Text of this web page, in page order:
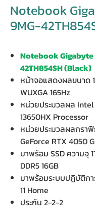
Notebook
9MG-
Notebook Gigabyte
42TH854SH (Black)
หน้าจอแสดงผลขนาด
WUXGA 165Hz
หน่วยประมวลผล
13650HX Processor
หน่วยประมวลผลกรา
GeForce RTX 4050
มาพร้อม SSD ความจุ
DDR5 16GB
มาพร้อมระบบปฏิบัติก
11 Home
ประกัน 2-2-2